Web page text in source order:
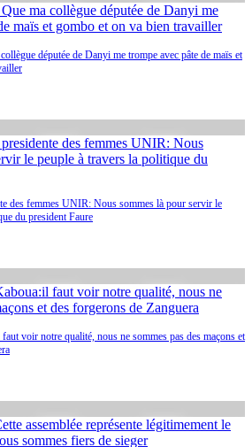
députée de Danyi me trompe avec pâte de maïs et
des femmes UNIR: Nous sommes là pour servir le
du president Faure
voir notre qualité, nous ne sommes pas des maçons et